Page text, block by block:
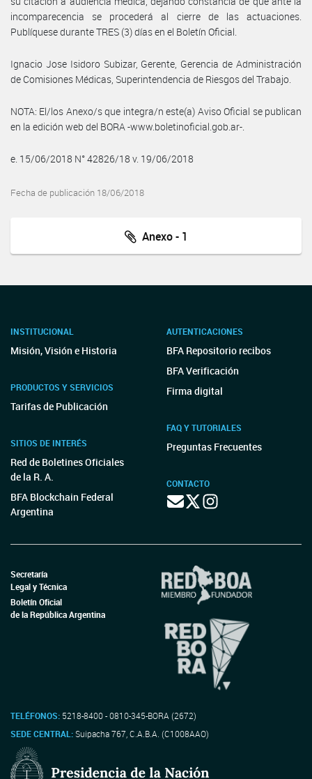
incomparecencia se procederá al cierre de las actuaciones.
Publíquese durante TRES (3) días en el Boletín Oficial.
Ignacio Jose Isidoro Subizar, Gerente, Gerencia de Administración
de Comisiones Médicas, Superintendencia de Riesgos del Trabajo.
NOTA: El/los Anexo/s que integra/n este(a) Aviso Oficial se publican
en la edición web del BORA -www.boletinoficial.gob.ar-.
e. 15/06/2018 N° 42826/18 v. 19/06/2018
Fecha de publicación 18/06/2018
Anexo - 1
INSTITUCIONAL
Misión, Visión e Historia
PRODUCTOS Y SERVICIOS
Tarifas de Publicación
SITIOS DE INTERÉS
Red de Boletines Oficiales
de la R. A.
BFA Blockchain Federal
Argentina
AUTENTICACIONES
BFA Repositorio recibos
BFA Verificación
Firma digital
FAQ Y TUTORIALES
Preguntas Frecuentes
CONTACTO
Secretaría
Legal y Técnica
Boletín Oficial
de la República Argentina
TELÉFONOS: 5218-8400 - 0810-345-BORA (2672)
SEDE CENTRAL:Suipacha 767, C.A.B.A. (C1008AAO)